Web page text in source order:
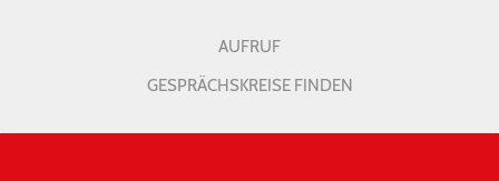
AUFRUF
GESPRÄCHSKREISE FINDEN